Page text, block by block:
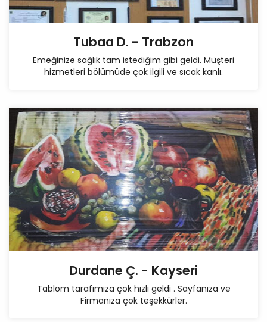
Tubaa D. - Trabzon
Emeğinize sağlık tam istediğim gibi geldi. Müşteri
hizmetleri bölümüde çok ilgili ve sıcak kanlı.
Durdane Ç. - Kayseri
Tablom tarafımıza çok hızlı geldi . Sayfanıza ve
Firmanıza çok teşekkürler.